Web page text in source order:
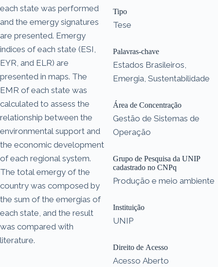
each state was performed
and the emergy signatures
are presented. Emergy
indices of each state (ESI,
EYR, and ELR) are
presented in maps. The
EMR of each state was
calculated to assess the
relationship between the
environmental support and
the economic development
of each regional system.
The total emergy of the
country was composed by
the sum of the emergias of
each state, and the result
was compared with
literature.
Tipo
Tese
Palavras-chave
Estados Brasileiros,
Emergia, Sustentabilidade
Área de Concentração
Gestão de Sistemas de
Operação
Grupo de Pesquisa da UNIP
cadastrado no CNPq
Produção e meio ambiente
Instituição
UNIP
Direito de Acesso
Acesso Aberto